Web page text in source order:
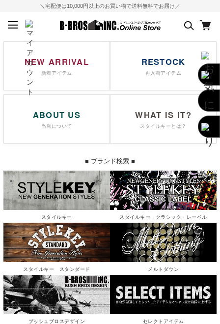
＼宅配便は10,000円以上のお買い物で送料無料でお届け／
NEW ARRIVAL
新着アイテム
RESTOCK
再入荷アイテム
ABOUT US
当店について
WHAT IS IT?
スタイルキーとは？
■ ブランド検索 ■
スタイルキー スタイルキー クラシック・レーベル
スタイルキー スタンダード メルトダウン
ブッシュブロスデザイン セレクトアイテム